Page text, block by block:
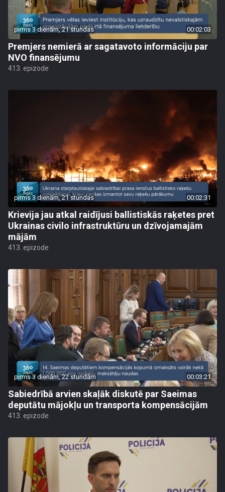
pirms 3 dienām, 21 stundas 00:02:03
Premjers nemierā ar sagatavoto informāciju par
NVO finansējumu
413. epizode
pirms 3 dienām, 21 stundas 00:02:31
Krievija jau atkal raidījusi ballistiskās raķetes pret
Ukrainas civilo infrastruktūru un dzīvojamajām
mājām
413. epizode
pirms 3 dienām, 22 stundām 00:03:21
Sabiedrībā arvien skaļāk diskutē par Saeimas
deputātu mājokļu un transporta kompensācijām
413. epizode